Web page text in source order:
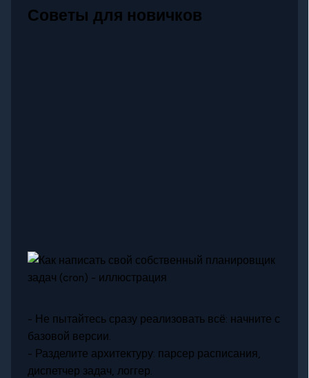
Советы для новичков
- Не пытайтесь сразу реализовать всё: начните с
базовой версии.
- Разделите архитектуру: парсер расписания,
диспетчер задач, логгер.